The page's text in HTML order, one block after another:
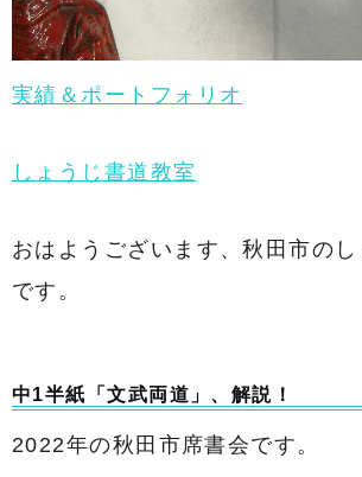
実績＆ポートフォリオ
しょうじ書道教室
おはようございます、秋田市の
です。
中1半紙「文武両道」、解説！
2022年の秋田市席書会です。